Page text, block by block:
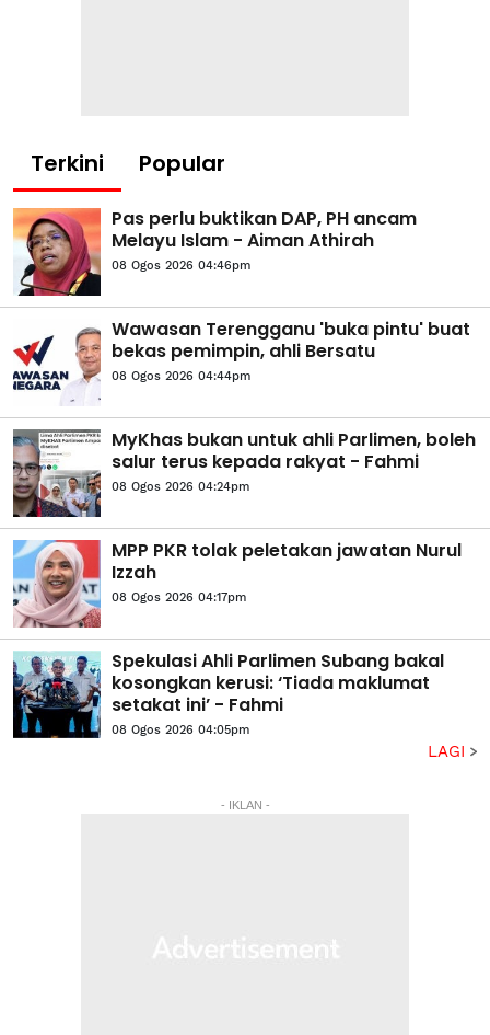
Terkini Popular
Pas perlu buktikan DAP, PH ancam
Melayu Islam - Aiman Athirah
08 Ogos 2026 04:46pm
Wawasan Terengganu 'buka pintu' buat
bekas pemimpin, ahli Bersatu
08 Ogos 2026 04:44pm
MyKhas bukan untuk ahli Parlimen, boleh
salur terus kepada rakyat - Fahmi
08 Ogos 2026 04:24pm
MPP PKR tolak peletakan jawatan Nurul
Izzah
08 Ogos 2026 04:17pm
Spekulasi Ahli Parlimen Subang bakal
kosongkan kerusi: ‘Tiada maklumat
setakat ini’ - Fahmi
08 Ogos 2026 04:05pm
LAGI
- IKLAN -